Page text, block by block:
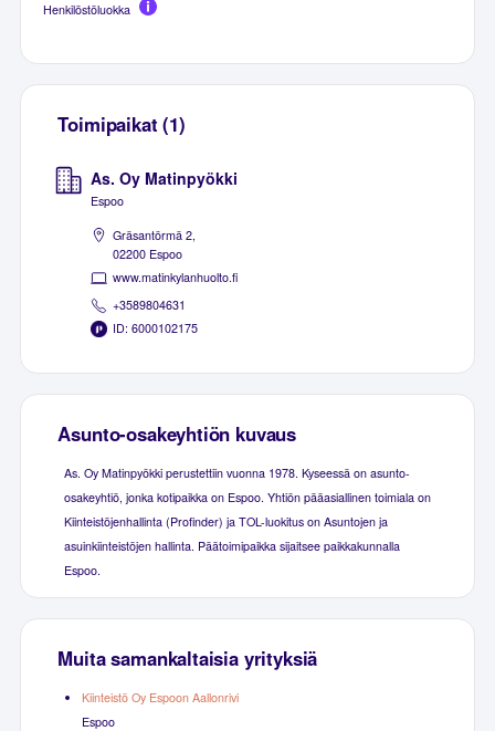
Henkilöstöluokka
Toimipaikat (1)
As. Oy Matinpyökki
Espoo
Gräsantörmä 2,
02200 Espoo
www.matinkylanhuolto.fi
+3589804631
ID: 6000102175
Asunto-osakeyhtiön kuvaus
As. Oy Matinpyökki perustettiin vuonna 1978. Kyseessä on asunto-
osakeyhtiö, jonka kotipaikka on Espoo. Yhtiön pääasiallinen toimiala on
Kiinteistöjenhallinta (Profinder) ja TOL-luokitus on Asuntojen ja
asuinkiinteistöjen hallinta. Päätoimipaikka sijaitsee paikkakunnalla
Espoo.
Muita samankaltaisia yrityksiä
Kiinteistö Oy Espoon Aallonrivi
Espoo